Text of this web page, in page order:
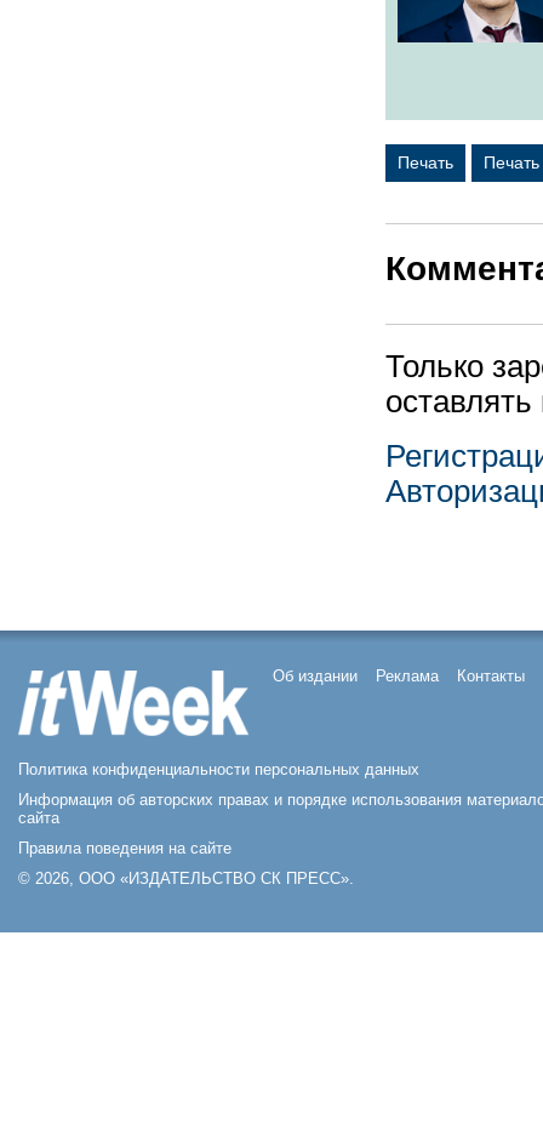
Печать
Только
Об издании Реклама Контакты
Политика конфиденциальности персональных данных
Информация об авторских правах и порядке использования
сайта
Правила поведения на сайте
© 2026, ООО «ИЗДАТЕЛЬСТВО СК ПРЕСС».